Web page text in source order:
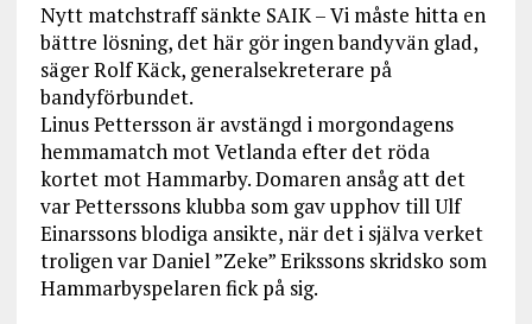
Nytt matchstraff sänkte SAIK – Vi måste hitta en
bättre lösning, det här gör ingen bandyvän glad,
säger Rolf Käck, generalsekreterare på
bandyförbundet.
Linus Pettersson är avstängd i morgondagens
hemmamatch mot Vetlanda efter det röda
kortet mot Hammarby. Domaren ansåg att det
var Petterssons klubba som gav upphov till Ulf
Einarssons blodiga ansikte, när det i själva verket
troligen var Daniel ”Zeke” Erikssons skridsko som
Hammarbyspelaren fick på sig.